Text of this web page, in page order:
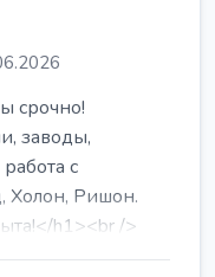
срочно!
заводы,
с
Холон, Ришон.
h1><br />